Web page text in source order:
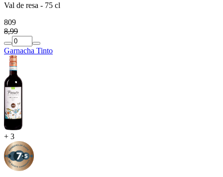
Val de resa - 75 cl
809
8,99
Garnacha Tinto
+ 3